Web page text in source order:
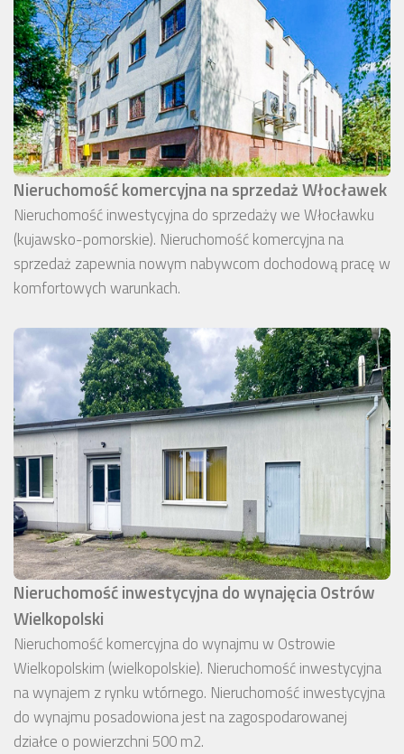
Nieruchomość komercyjna na sprzedaż Włocławek
Nieruchomość inwestycyjna do sprzedaży we Włocławku
(kujawsko-pomorskie). Nieruchomość komercyjna na
sprzedaż zapewnia nowym nabywcom dochodową pracę w
komfortowych warunkach.
Nieruchomość inwestycyjna do wynajęcia Ostrów
Wielkopolski
Nieruchomość komercyjna do wynajmu w Ostrowie
Wielkopolskim (wielkopolskie). Nieruchomość inwestycyjna
na wynajem z rynku wtórnego. Nieruchomość inwestycyjna
do wynajmu posadowiona jest na zagospodarowanej
działce o powierzchni 500 m2.